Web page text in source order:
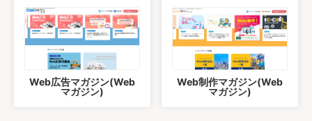
Web広告マガジン(Web
マガジン)
Web制作マガジン(Web
マガジン)